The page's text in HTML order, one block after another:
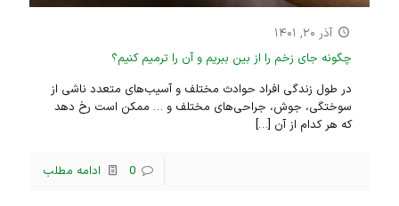
آذر ۲۰, ۱۴۰۱
چگونه جای زخم را از بین ببریم و آن را ترمیم کنیم؟
در طول زندگی افراد حوادث مختلف و آسیب‌های متعدد ناشی از
سوختگی، جوش، جراحی‌های مختلف و … ممکن است رخ دهد
که هر کدام از آن […]
0 ادامه مطلب